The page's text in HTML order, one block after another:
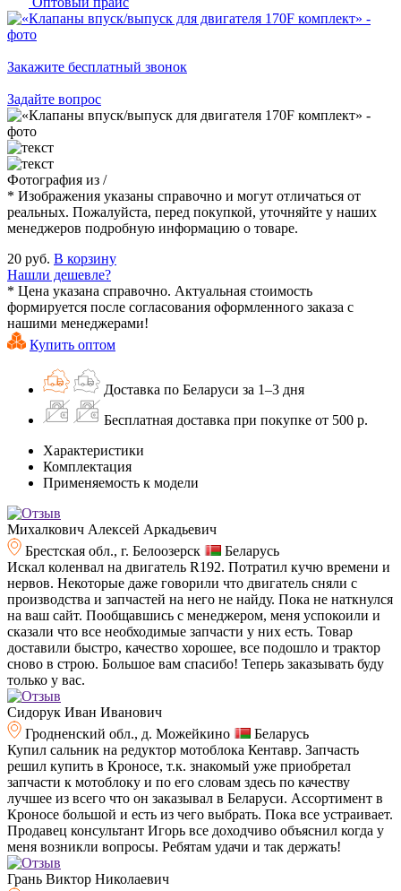
Закажите бесплатный звонок
Задайте вопрос
Фотография из /
* Изображения указаны справочно и могут отличаться от
реальных. Пожалуйста, перед покупкой, уточняйте у наших
менеджеров подробную информацию о товаре.
20 руб. В корзину
Нашли дешевле?
* Цена указана справочно. Актуальная стоимость
формируется после согласования оформленного заказа с
нашими менеджерами!
Купить оптом
Доставка по Беларуси за 1–3 дня
Бесплатная доставка при покупке от 500 р.
Характеристики
Комплектация
Применяемость к модели
Михалкович Алексей Аркадьевич
Брестская обл., г. Белоозерск
Беларусь
Искал коленвал на двигатель R192. Потратил кучю времени и
нервов. Некоторые даже говорили что двигатель сняли с
производства и запчастей на него не найду. Пока не наткнулся
на ваш сайт. Пообщавшись с менеджером, меня успокоили и
сказали что все необходимые запчасти у них есть. Товар
доставили быстро, качество хорошее, все подошло и трактор
сново в строю. Большое вам спасибо! Теперь заказывать буду
только у вас.
Сидорук Иван Иванович
Гродненский обл., д. Можейкино
Беларусь
Купил сальник на редуктор мотоблока Кентавр. Запчасть
решил купить в Кроносе, т.к. знакомый уже приобретал
запчасти к мотоблоку и по его словам здесь по качеству
лучшее из всего что он заказывал в Беларуси. Ассортимент в
Кроносе большой и есть из чего выбрать. Пока все устраивает.
Продавец консультант Игорь все доходчиво объяснил когда у
меня возникли вопросы. Ребятам удачи и так держать!
Грань Виктор Николаевич